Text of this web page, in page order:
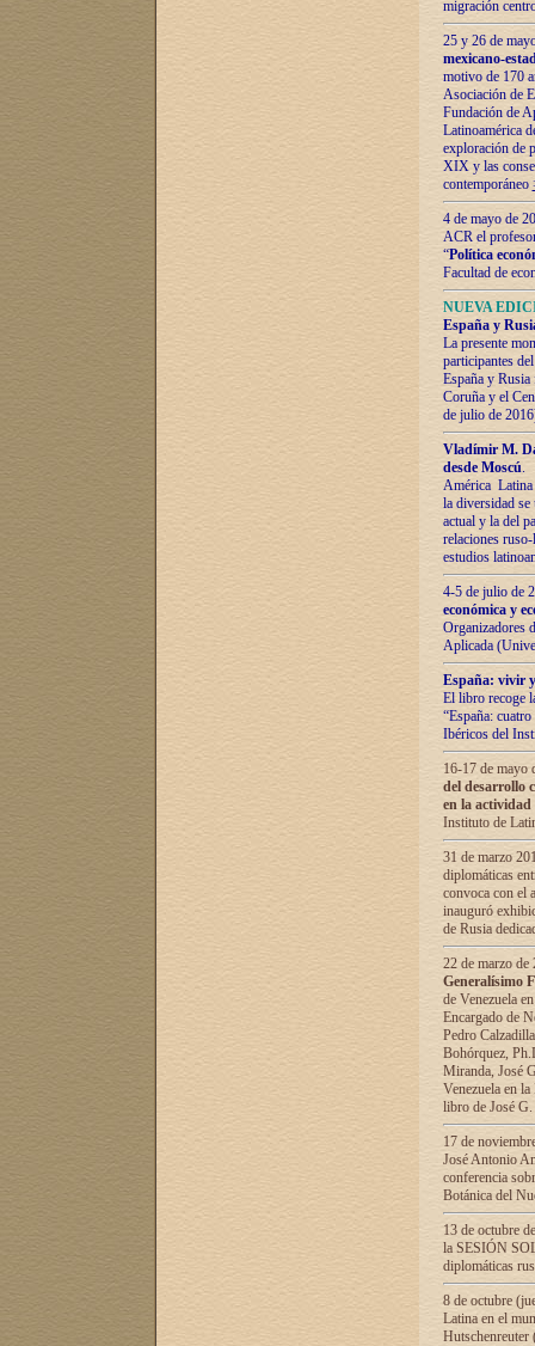
migración
25 y 26 de
mexicano-
motivo de 170
Asociación de
Fundación de
Latinoamérica
exploración de
XIX y las
contemporáneo
4 de mayo de
ACR el
“Política
Facultad de
NUEVA
España y
La presente
participantes
España y
Coruña y el
de julio de
Vladímir М.
desde Moscú.
América Latina
la diversidad
actual у lа del
relaciones
estudios
4-5 de julio de
económica y
Organizadores
Aplicada
España: vivir
El libro recoge
“España:
Ibéricos del
16-17 de mayo
del desarrollo
en la
Instituto de
31 de marzo
diplomáticas
convoca con el
inauguró
de Rusia
22 de marzo
Generalísimo
de Venezuela
Encargado de
Pedro
Bohórquez,
Miranda, José
Venezuela en
libro de José
17 de
José Antonio
conferencia
Botánica del
13 de octubre
la SESIÓN
diplomáticas
8 de octubre
Latina en el